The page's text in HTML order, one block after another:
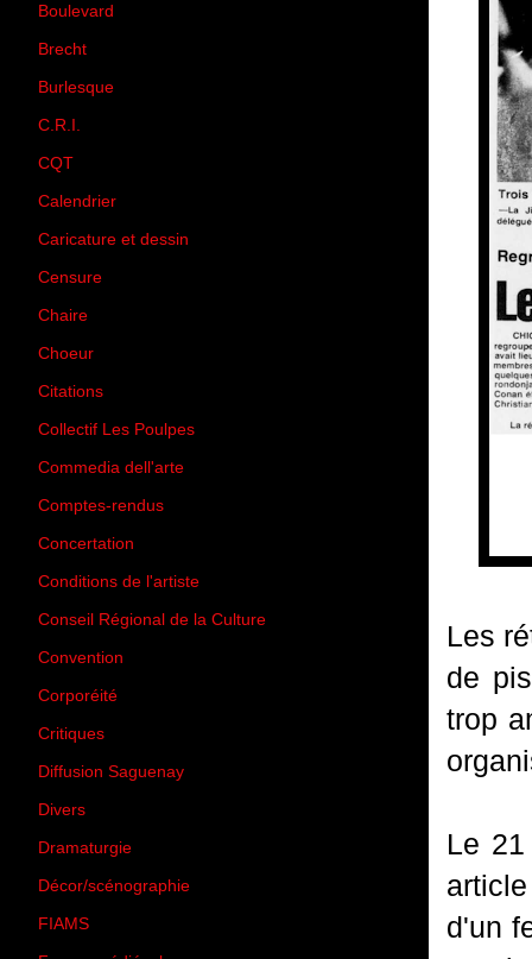
Les
de
trop
Le
d'un
Boulevard
Brecht
Burlesque
C.R.I.
CQT
Calendrier
Caricature et dessin
Censure
Chaire
Choeur
Citations
Collectif Les Poulpes
Commedia dell'arte
Comptes-rendus
Concertation
Conditions de l'artiste
Conseil Régional de la Culture
Convention
Corporéité
Critiques
Diffusion Saguenay
Divers
Dramaturgie
Décor/scénographie
FIAMS